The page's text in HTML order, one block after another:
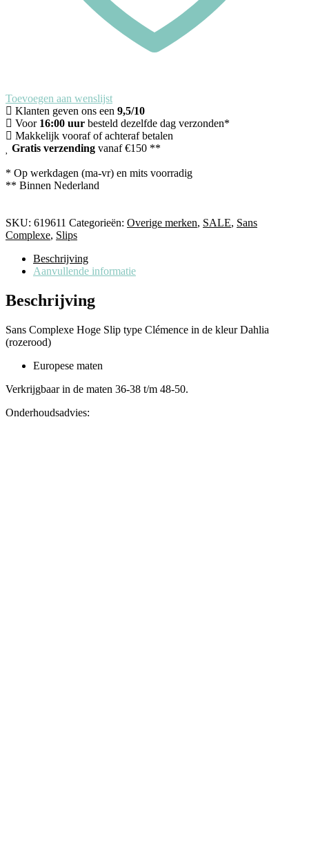
Toevoegen aan wenslijst
Klanten geven ons een 9,5/10
Voor 16:00 uur besteld dezelfde dag verzonden*
Makkelijk vooraf of achteraf betalen
Gratis verzending vanaf €150 **
* Op werkdagen (ma-vr) en mits voorradig
** Binnen Nederland
SKU: 619611 Categorieën: Overige merken, SALE, Sans
Complexe, Slips
Beschrijving
Aanvullende informatie
Beschrijving
Sans Complexe Hoge Slip type Clémence in de kleur Dahlia
(rozerood)
Europese maten
Verkrijgbaar in de maten 36-38 t/m 48-50.
Onderhoudsadvies: